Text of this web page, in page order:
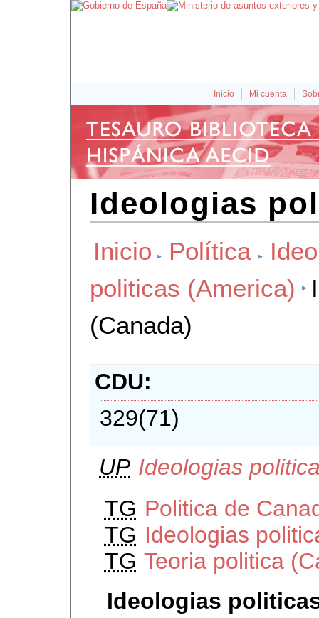
Inicio Mi cuenta
Ideologias
Inicio Política
politicas (America)
(Canada)
CDU
329(71)
UP Ideologias
TG Politica de
TG Ideologias
TG Teoria politica
Ideologias